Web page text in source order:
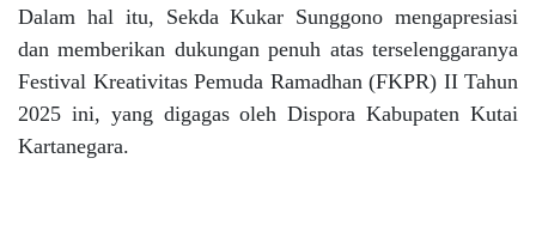
Dalam hal itu, Sekda Kukar Sunggono mengapresiasi
dan memberikan dukungan penuh atas terselenggaranya
Festival Kreativitas Pemuda Ramadhan (FKPR) II Tahun
2025 ini, yang digagas oleh Dispora Kabupaten Kutai
Kartanegara.